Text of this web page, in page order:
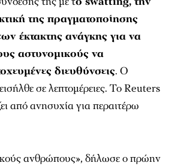
της πραγματοποίησης
έκτακτης ανάγκης για να
αστυνομικούς να
διευθύνσεις. Ο
σε λεπτομέρειες. Το Reuters
από ανησυχία για περαιτέρω
ανθρώπους», δήλωσε ο πρώην